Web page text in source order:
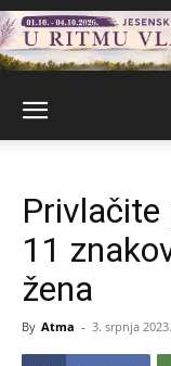
11
žena
By Atma - 3. srpnja 2023.